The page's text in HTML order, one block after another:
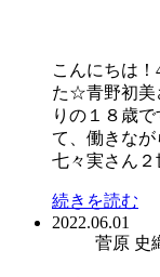
こんにちは
た☆青野初美
りの１８歳
て、働きなが
七々実さん
続きを読む
2022.06.01
菅原 史